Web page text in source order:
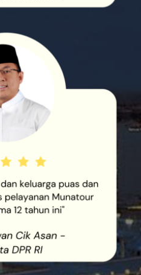
DAN SANGAT
SELAMA
INI"